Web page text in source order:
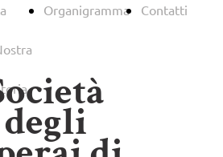
Organigramma Contatti
degli